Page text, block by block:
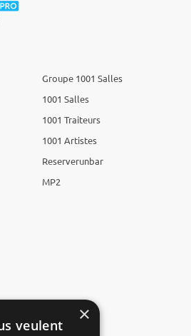
Groupe 1001 Salles
1001 Salles
1001 Traiteurs
1001 Artistes
Reserverunbar
MP2
×
veulent